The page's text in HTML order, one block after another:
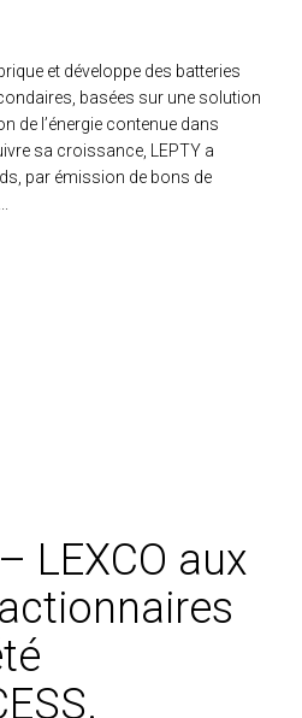
et développe des batteries
basées sur une solution
de l’énergie contenue dans
sa croissance, LEPTY a
par émission de bons de
LEXCO aux